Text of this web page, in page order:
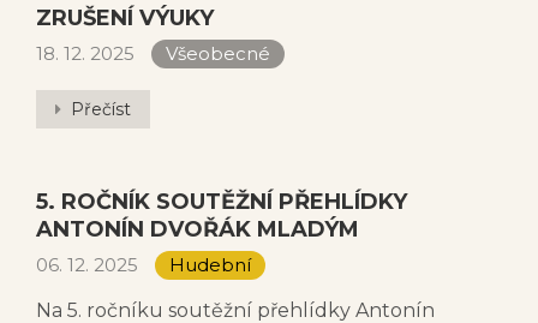
ZRUŠENÍ VÝUKY
18. 12. 2025 Všeobecné
Přečíst
5. ROČNÍK SOUTĚŽNÍ PŘEHLÍDKY
ANTONÍN DVOŘÁK MLADÝM
06. 12. 2025
Hudební
Na 5. ročníku soutěžní přehlídky Antonín